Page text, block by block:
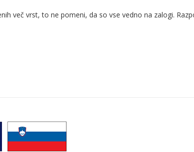
več vrst, to ne pomeni, da so vse vedno na zalogi.